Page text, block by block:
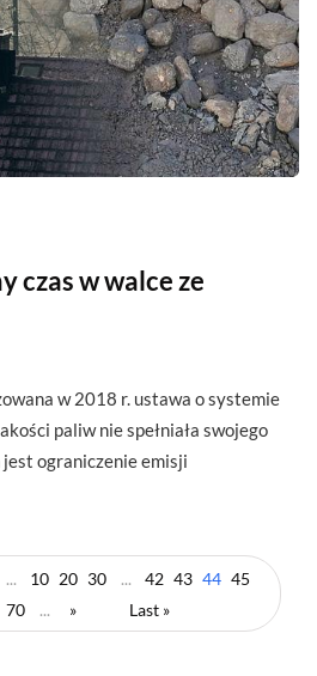
czas w walce ze
w 2018 r. ustawa o systemie
paliw nie spełniała swojego
ograniczenie emisji
... 10 20 30 ... 42 43 44 45
70 ... » Last »